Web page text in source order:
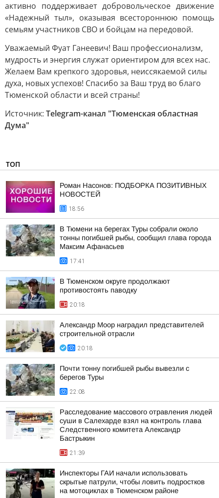
активно поддерживает добровольческое движение
«Надежный тыл», оказывая всестороннюю помощь
семьям участников СВО и бойцам на передовой.
Уважаемый Фуат Ганеевич! Ваш профессионализм,
мудрость и энергия служат ориентиром для всех нас.
Желаем Вам крепкого здоровья, неиссякаемой силы
духа, новых успехов! Спасибо за Ваш труд во благо
Тюменской области и всей страны!
Источник: Telegram-канал "Тюменская областная
Дума"
ТОП
Роман Насонов: ПОДБОРКА ПОЗИТИВНЫХ
НОВОСТЕЙ
18:56
В Тюмени на берегах Туры собрали около
тонны погибшей рыбы, сообщил глава города
Максим Афанасьев
17:41
В Тюменском округе продолжают
противостоять паводку
20:18
Александр Моор наградил представителей
строительной отрасли
20:18
Почти тонну погибшей рыбы вывезли с
берегов Туры
22:08
Расследование массового отравления людей
суши в Салехарде взял на контроль глава
Следственного комитета Александр
Бастрыкин
21:39
Инспекторы ГАИ начали использовать
скрытые патрули, чтобы ловить подростков
на мотоциклах в Тюменском районе